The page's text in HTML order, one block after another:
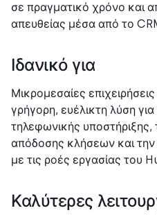
σε πραγματικό χρόνο και
απευθείας μέσα από το
Ιδανικό για
Μικρομεσαίες
γρήγορη, ευέλικτη λύση
τηλεφωνικής
απόδοσης κλήσεων και
με τις ροές εργασίας του
Καλύτερες